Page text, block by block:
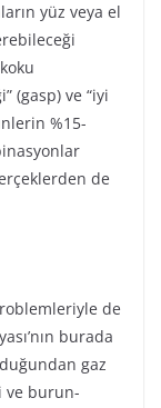
yüz veya el
(gasp) ve “iyi
%15-
de
de
burada
gaz
ve burun-